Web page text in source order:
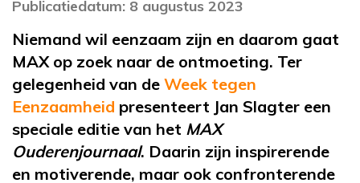
Publicatiedatum: 8 augustus 2023
Niemand wil eenzaam zijn en daarom gaat
MAX op zoek naar de ontmoeting. Ter
gelegenheid van de Week tegen
Eenzaamheid presenteert Jan Slagter een
speciale editie van het MAX
Ouderenjournaal. Daarin zijn inspirerende
en motiverende, maar ook confronterende